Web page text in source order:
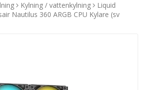
Kylning / vattenkylning
Liquid
Nautilus 360 ARGB CPU Kylare (sv